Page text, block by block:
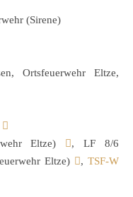
(Sirene)
Ortsfeuerwehr Eltze,
Eltze)
, LF 8/6
Eltze) , TSF-W